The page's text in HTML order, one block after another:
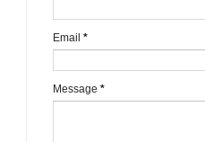
Email *
Message *